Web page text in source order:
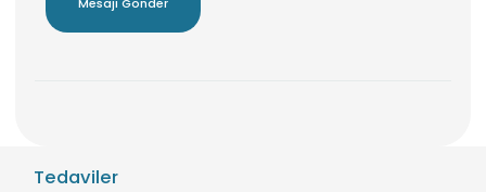
Tedaviler